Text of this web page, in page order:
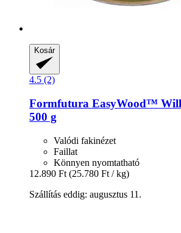
Kosár
4.5 (2)
Formfutura EasyWood™
500 g
Valódi fakinézet
Faillat
Könnyen nyomtatható
12.890 Ft (25.780 Ft / kg)
Szállítás eddig: augusztus 11.